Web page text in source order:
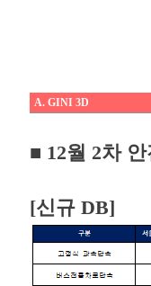
A. GINI 3D
■ 12월 2차
[신규 DB]